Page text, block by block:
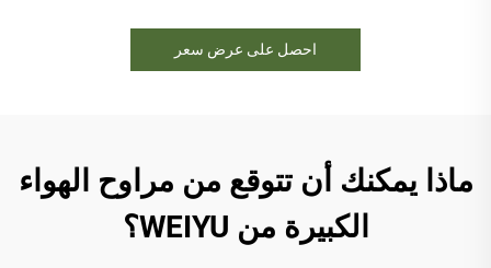
احصل على عرض سعر
ماذا يمكنك أن تتوقع من مراوح الهواء
الكبيرة من WEIYU؟